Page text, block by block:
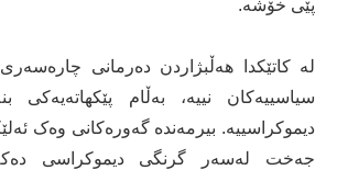
پێی خۆشە.
لە کاتێکدا هەڵبژاردن دەرمانی
سیاسییەکان نییە، بەڵام پێکهاتەیەکی
دیموکراسییە. بیرمەندە گەورەکانی وەک
جەخت لەسەر گرنگی دیموکراسی